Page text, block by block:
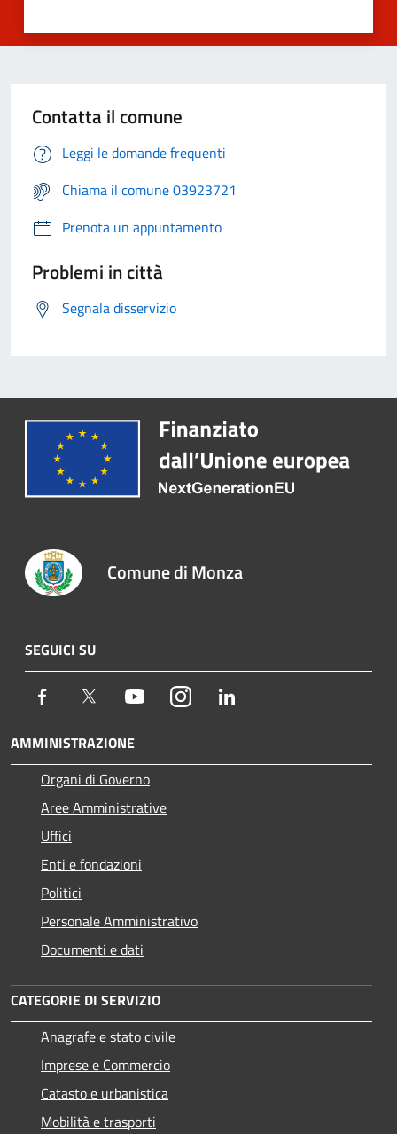
Contatta il comune
Leggi le domande frequenti
Chiama il comune 03923721
Prenota un appuntamento
Problemi in città
Segnala disservizio
Comune di Monza
SEGUICI SU
Facebook Twitter YoutubeInstagram
AMMINISTRAZIONE
Organi di Governo
Aree Amministrative
Uffici
Enti e fondazioni
Politici
Personale Amministrativo
Documenti e dati
CATEGORIE DI SERVIZIO
Anagrafe e stato civile
Imprese e Commercio
Catasto e urbanistica
Mobilità e trasporti